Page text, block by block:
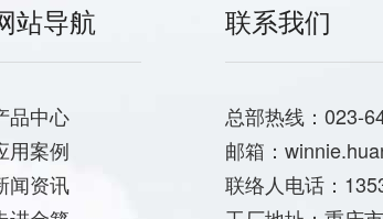
站导航
品中心
用案例
闻资讯
联系我们
总部热线：023-
邮箱：
联络人电话：